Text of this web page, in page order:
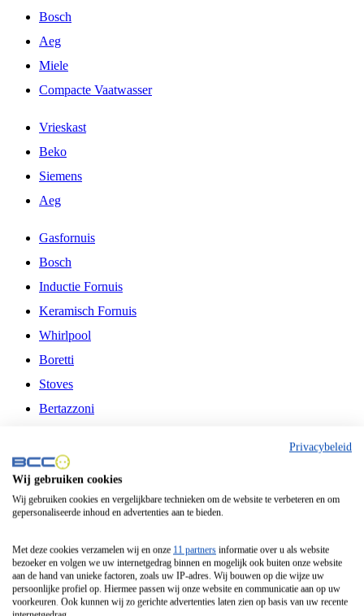
Bosch
Aeg
Miele
Compacte Vaatwasser
Vrieskast
Beko
Siemens
Aeg
Gasfornuis
Bosch
Inductie Fornuis
Keramisch Fornuis
Whirlpool
Boretti
Stoves
Bertazzoni
Fitelli
Airfryer
Frituurpan
Contactgrill
Broodbakmachine
Broodrooster
Privacybeleid
Wij gebruiken cookies
Wij gebruiken cookies en vergelijkbare technieken om de website te verbeteren en om
gepersonaliseerde inhoud en advertenties aan te bieden.
Met deze cookies verzamelen wij en onze 11 partners informatie over u als website
bezoeker en volgen we uw internetgedrag binnen en mogelijk ook buiten onze website
aan de hand van unieke factoren, zoals uw IP-adres. Wij bouwen op die wijze uw
persoonlijke profiel op. Hiermee passen wij onze website en communicatie aan op uw
voorkeuren. Ook kunnen wij zo gerichte advertenties laten zien op basis van uw recente